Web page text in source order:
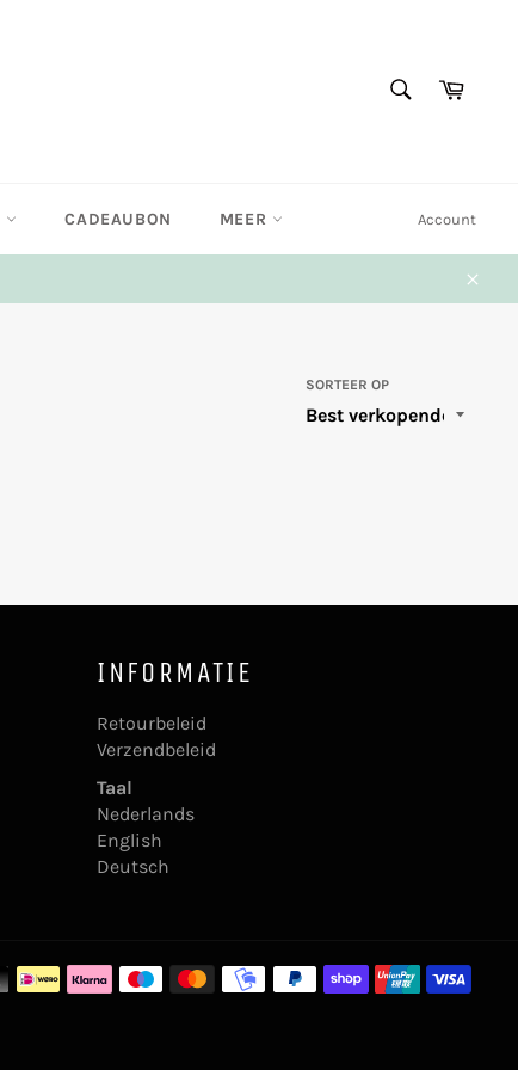
CADEAUBON MEER Account
SORTEER OP
INFORMATIE
Retourbeleid
Verzendbeleid
Taal
Nederlands
English
Deutsch